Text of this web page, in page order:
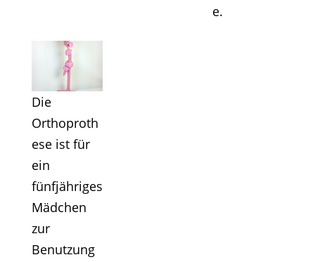
e.
Die
Orthoproth
ese ist für
ein
fünfjähriges
Mädchen
zur
Benutzung